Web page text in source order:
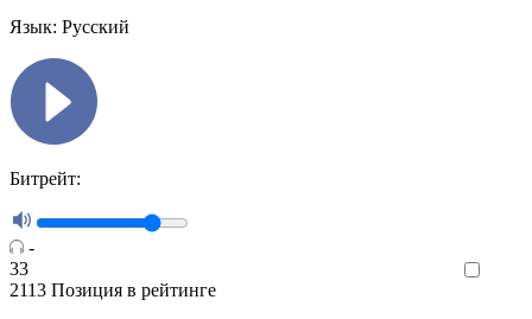
Язык: Русский
Битрейт:
-
33
2113 Позиция в рейтинге